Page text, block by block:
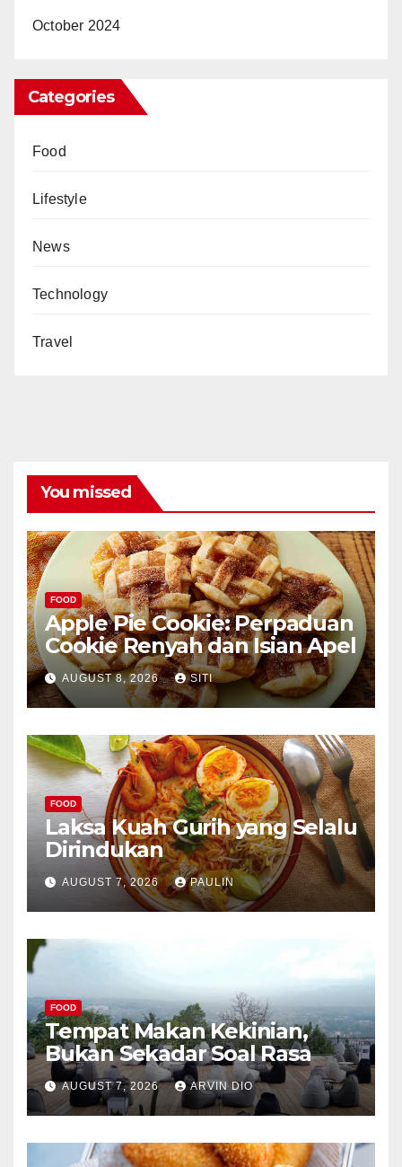
October 2024
Categories
Food
Lifestyle
News
Technology
Travel
You missed
FOOD
Apple Pie Cookie: Perpaduan
Cookie Renyah dan Isian Apel
AUGUST 8, 2026 SITI
FOOD
Laksa Kuah Gurih yang Selalu
Dirindukan
AUGUST 7, 2026 PAULIN
FOOD
Tempat Makan Kekinian,
Bukan Sekadar Soal Rasa
AUGUST 7, 2026 ARVIN DIO